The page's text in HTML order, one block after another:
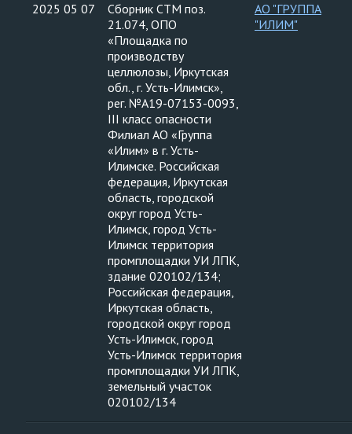
2025 05 07
Сборник СТМ поз.
21.074, ОПО
«Площадка по
производству
целлюлозы, Иркутская
обл., г. Усть-Илимск»,
рег. №А19-07153-0093,
III класс опасности
Филиал АО «Группа
«Илим» в г. Усть-
Илимске. Российская
федерация, Иркутская
область, городской
округ город Усть-
Илимск, город Усть-
Илимск территория
промплощадки УИ ЛПК,
здание 020102/134;
Российская федерация,
Иркутская область,
городской округ город
Усть-Илимск, город
Усть-Илимск территория
промплощадки УИ ЛПК,
земельный участок
020102/134
АО "ГРУППА
"ИЛИМ"